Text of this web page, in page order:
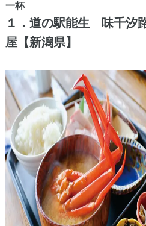
一杯
１．道の駅能生 味千汐
屋【新潟県】